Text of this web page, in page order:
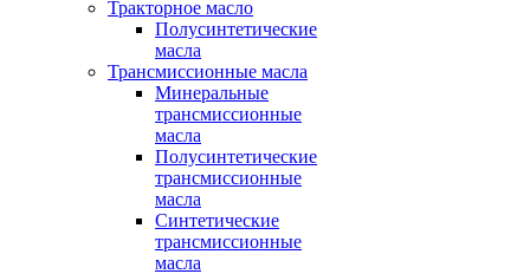
Тракторное масло
Полусинтетические
масла
Трансмиссионные масла
Минеральные
трансмиссионные
масла
Полусинтетические
трансмиссионные
масла
Синтетические
трансмиссионные
масла